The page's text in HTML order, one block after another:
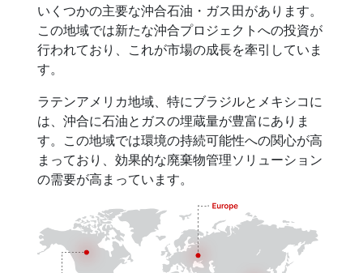
いくつかの主要な沖合石油・ガス田があります。
この地域では新たな沖合プロジェクトへの投資が
行われており、これが市場の成長を牽引していま
す。
ラテンアメリカ地域、特にブラジルとメキシコに
は、沖合に石油とガスの埋蔵量が豊富にありま
す。この地域では環境の持続可能性への関心が高
まっており、効果的な廃棄物管理ソリューション
の需要が高まっています。